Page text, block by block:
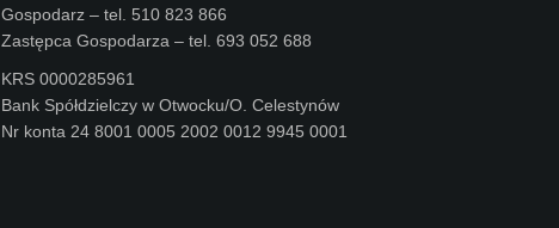
Gospodarz – tel. 510 823 866
Zastępca Gospodarza – tel. 693 052 688
KRS 0000285961
Bank Spółdzielczy w Otwocku/O. Celestynów
Nr konta 24 8001 0005 2002 0012 9945 0001